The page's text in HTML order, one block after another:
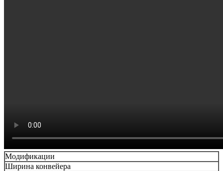
Модификации
Ширина конвейера